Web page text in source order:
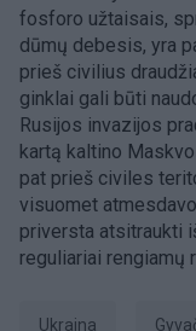
fosforo užtaisais,
dūmų debesis, yra
prieš civilius
ginklai gali būti
Rusijos invazijos
kartą kaltino
pat prieš civiles
visuomet
priversta atsitraukti
reguliariai rengiamų
Ukraina